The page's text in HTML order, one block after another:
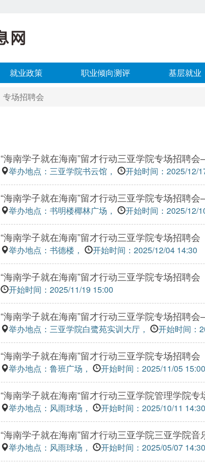
就业政策 职业倾向测评 基层就业
专场招聘会
“海南学子就在海南”留才行动三亚学院专场招聘
举办地点：三亚学院书云馆， 开始时间：2025/12/
“海南学子就在海南”留才行动三亚学院专场招聘
举办地点：书明楼椰林广场， 开始时间：2025/12/
“海南学子就在海南”留才行动三亚学院专场招聘会
举办地点：书德楼， 开始时间：2025/12/04 14:30
“海南学子就在海南”留才行动三亚学院专场招聘会
开始时间：2025/11/19 15:00
“海南学子就在海南”留才行动三亚学院专场招聘
举办地点：三亚学院白鹭苑实训大厅， 开始时间：
“海南学子就在海南”留才行动三亚学院专场招聘会
举办地点：鲁班广场， 开始时间：2025/11/05 15:00
“海南学子就在海南“留才行动三亚学院管理学院专
举办地点：风雨球场， 开始时间：2025/10/11 14:30
“海南学子就在海南”留才行动三亚学院三亚学院
举办地点：风雨球场， 开始时间：2025/05/07 14:30